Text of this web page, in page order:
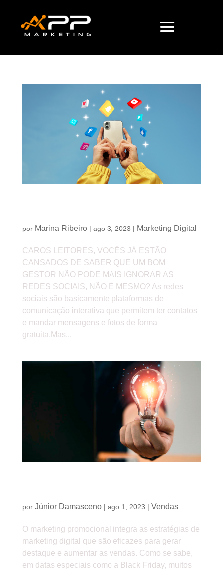
por Marina Ribeiro| ago 3, 2023 | Marketing Digital
CAROS LEITORES, VOCÊS JÁ ESTÃO
CANSADOS DE SABER QUE UM BOM
GESTOR NÃO PODE MAIS IGNORAR AS
REDES SOCIAIS, NÃO É MESMO? As redes
sociais são basicamente plataformas de
comunicação interativa que permitem ter contatos
e mandar mensagens e fotos de forma
gratuita.Mas...
por Júnior Damasceno| ago 1, 2023 | Vendas
O marketing promocional integra as estratégias de
marketing digital que são eficazes para gerar
destaque e aumentar as vendas. Como se sabe,
em datas especiais como a Black Friday, muitos